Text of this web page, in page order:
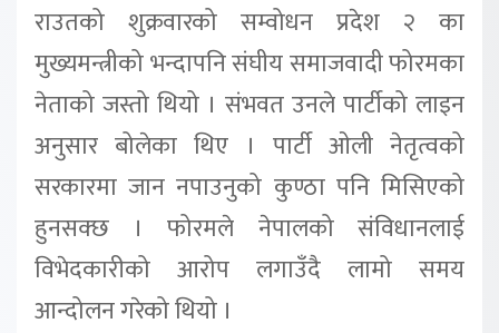
राउतको शुक्रवारको सम्वोधन प्रदेश २ का
मुख्यमन्त्रीको भन्दापनि संघीय समाजवादी फोरमका
नेताको जस्तो थियो । संभवत उनले पार्टीको लाइन
अनुसार बोलेका थिए । पार्टी ओली नेतृत्वको
सरकारमा जान नपाउनुको कुण्ठा पनि मिसिएको
हुनसक्छ । फोरमले नेपालको संविधानलाई
विभेदकारीको आरोप लगाउँदै लामो समय
आन्दोलन गरेको थियो ।